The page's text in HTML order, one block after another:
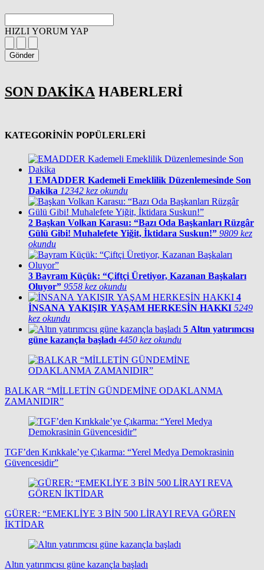
HIZLI YORUM YAP
Gönder
SON DAKİKAHABERLERİ
KATEGORİNİN POPÜLERLERİ
1 EMADDER Kademeli Emeklilik Düzenlemesinde Son
Dakika 12342 kez okundu
2 Başkan Volkan Karasu: “Bazı Oda Başkanları Rüzgâr
Gülü Gibi! Muhalefete Yiğit, İktidara Suskun!” 9809 kez
okundu
3 Bayram Küçük: “Çiftçi Üretiyor, Kazanan Başkaları
Oluyor” 9558 kez okundu
4
İNSANA YAKIŞIR YAŞAM HERKESİN HAKKI 5249
kez okundu
5 Altın yatırımcısı
güne kazançla başladı 4450 kez okundu
BALKAR “MİLLETİN GÜNDEMİNE ODAKLANMA
ZAMANIDIR”
TGF’den Kırıkkale’ye Çıkarma: “Yerel Medya Demokrasinin
Güvencesidir”
GÜRER: “EMEKLİYE 3 BİN 500 LİRAYI REVA GÖREN
İKTİDAR
Altın yatırımcısı güne kazançla başladı